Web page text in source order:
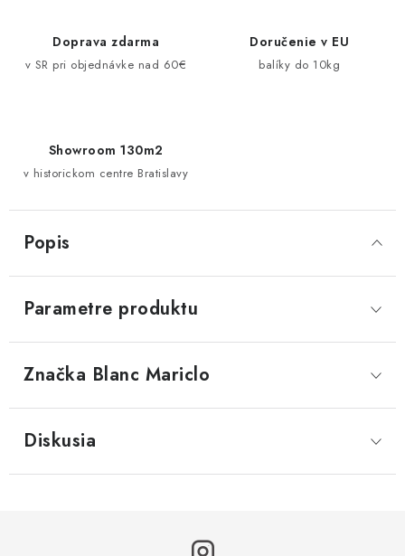
Doprava zdarma
v SR pri objednávke nad 60€
Doručenie v EU
balíky do 10kg
Showroom 130m2
v historickom centre Bratislavy
Popis
Parametre produktu
Značka Blanc Mariclo
Diskusia